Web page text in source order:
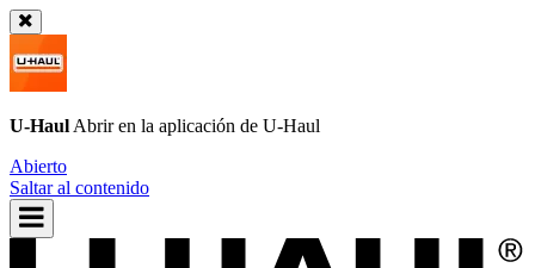
U-Haul Abrir en la aplicación de U-Haul
Abierto
Saltar al contenido